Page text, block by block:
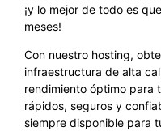
¡y lo mejor de todo es
meses!
Con nuestro hosting,
infraestructura de alta
rendimiento óptimo para
rápidos, seguros y
siempre disponible para